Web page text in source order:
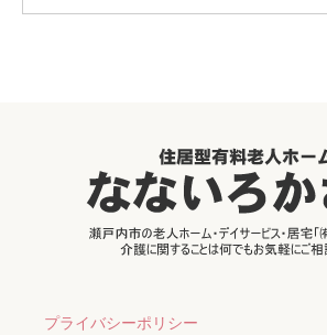
プライバシーポリシー